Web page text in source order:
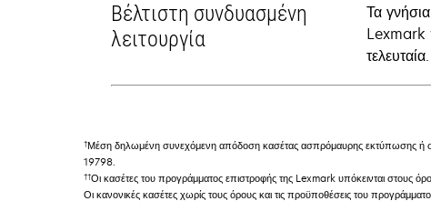
Βέλτιστη συνδυασμένη
λειτουργία
Τα
Lexmark
τελευταία.
†Μέση δηλωμένη συνεχόμενη απόδοση κασέτας ασπρόμαυρης εκτύπωσης ή
19798.
††Οι κασέτες του προγράμματος επιστροφής της Lexmark υπόκεινται στους
Οι κανονικές κασέτες χωρίς τους όρους και τις προϋποθέσεις του